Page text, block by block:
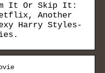
It Or Skip It:
Another
Harry Styles-